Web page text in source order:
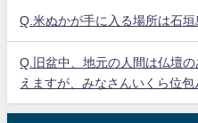
Q.米ぬかが手に入る場所は石垣
Q.旧盆中、地元の人間は仏壇
えますが、みなさんいくら位包